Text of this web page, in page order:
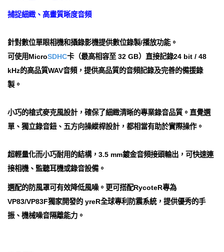
捕捉細緻、高畫質晰度音頻
針對數位單眼相機和攝錄影機提供數位錄製/播放功能。
可使用MicroSDHC卡（最高相容至 32 GB）直接記錄24 bit / 48
kHz的高品質WAV音頻，提供高品質的音頻記錄及完善的備援錄
製。
小巧的槍式麥克風設計，確保了細緻清晰的專業錄音品質。直覺選
單、獨立錄音鈕、五方向操縱桿設計，都相當有助於實際操作。
超輕量化而小巧耐用的結構，3.5 mm鍍金音頻接頭輸出，可快速連
接相機、監聽耳機或錄音設備。
選配的防風罩可有效降低風噪。更可搭配RycoteR專為
VP83/VP83F獨家開發的 yreR全球專利防震系統，提供優秀的手
振、機械噪音隔離能力。